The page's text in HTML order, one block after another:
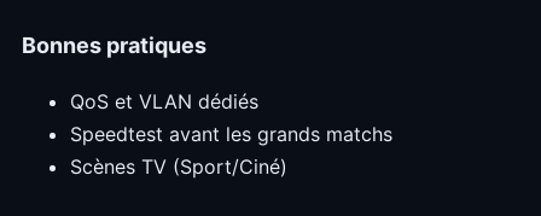
Bonnes pratiques
QoS et VLAN dédiés
Speedtest avant les grands matchs
Scènes TV (Sport/Ciné)